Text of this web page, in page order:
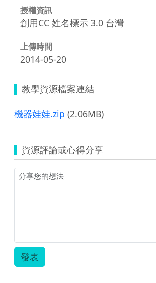
授權資訊
創用CC 姓名標示 3.0 台灣
上傳時間
2014-05-20
教學資源檔案連結
機器娃娃.zip (2.06MB)
資源評論或心得分享
發表